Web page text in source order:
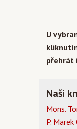
U
přehrát
Naši
Mons.
P. Marek